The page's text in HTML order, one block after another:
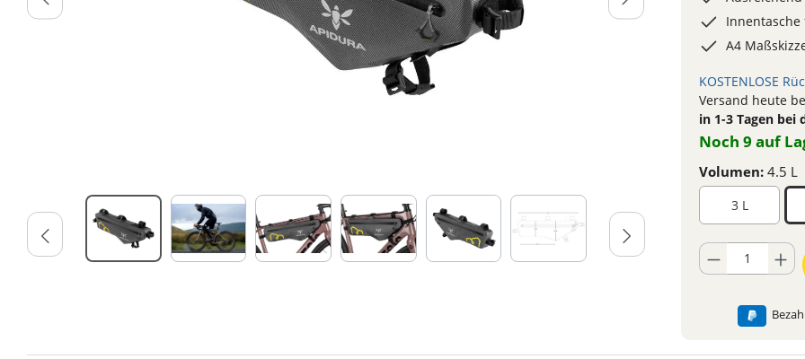
A4
KOSTENLOSE
Versand heute
in 1-3 Tagen bei
Noch 9 auf
Volumen:4.5 L
3 L
Produkt Anzahl: